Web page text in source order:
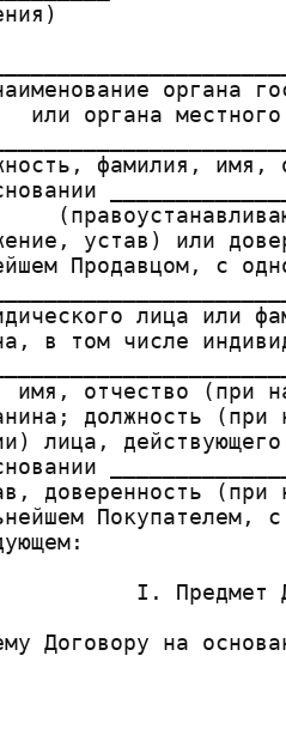
органа
или органа
фамилия, имя,
устав) или
Продавцом, с
лица или
в том числе
имя, отчество (при
должность (при
лица,
доверенность (при
Покупателем,
I. Предмет
Договору на